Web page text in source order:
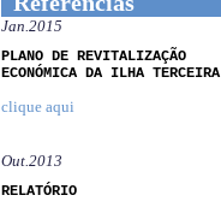
Jan.2015
PLANO DE REVITALIZAÇÃO
ECONÓMICA DA ILHA TERCEIRA
clique aqui
Out.2013
RELATÓRIO